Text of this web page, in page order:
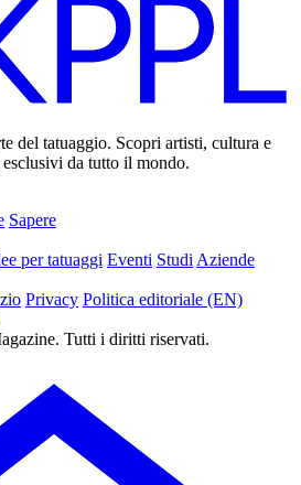
del tatuaggio. Scopri artisti, cultura e
da tutto il mondo.
Sapere
per tatuaggi Eventi StudiAziende
Privacy Politica editoriale (EN)
Tutti i diritti riservati.